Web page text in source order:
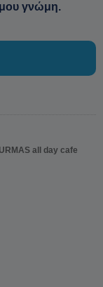
μου γνώμη.
all day cafe